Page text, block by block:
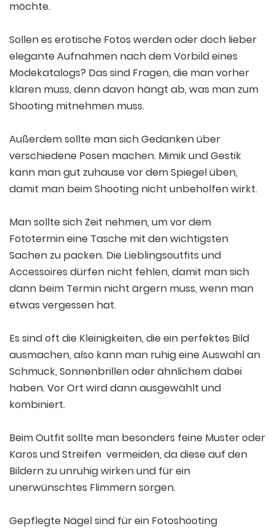
möchte.
Sollen es erotische Fotos werden oder doch lieber
elegante Aufnahmen nach dem Vorbild eines
Modekatalogs? Das sind Fragen, die man vorher
klären muss, denn davon hängt ab, was man zum
Shooting mitnehmen muss.
Außerdem sollte man sich Gedanken über
verschiedene Posen machen. Mimik und Gestik
kann man gut zuhause vor dem Spiegel üben,
damit man beim Shooting nicht unbeholfen wirkt.
Man sollte sich Zeit nehmen, um vor dem
Fototermin eine Tasche mit den wichtigsten
Sachen zu packen. Die Lieblingsoutfits und
Accessoires dürfen nicht fehlen, damit man sich
dann beim Termin nicht ärgern muss, wenn man
etwas vergessen hat.
Es sind oft die Kleinigkeiten, die ein perfektes Bild
ausmachen, also kann man ruhig eine Auswahl an
Schmuck, Sonnenbrillen oder ähnlichem dabei
haben. Vor Ort wird dann ausgewählt und
kombiniert.
Beim Outfit sollte man besonders feine Muster oder
Karos und Streifen vermeiden, da diese auf den
Bildern zu unruhig wirken und für ein
unerwünschtes Flimmern sorgen.
Gepflegte Nägel sind für ein Fotoshooting